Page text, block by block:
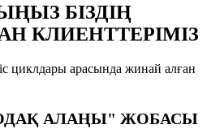
БІЗДІҢ
КЛИЕНТТЕРІМІЗ
циклдары арасында жинай алған
АЛАҢЫ" ЖОБАСЫ